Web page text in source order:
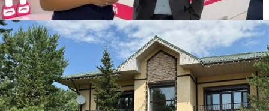
оштрафовали на 86 500 тенге за
раздачу мороженого детям